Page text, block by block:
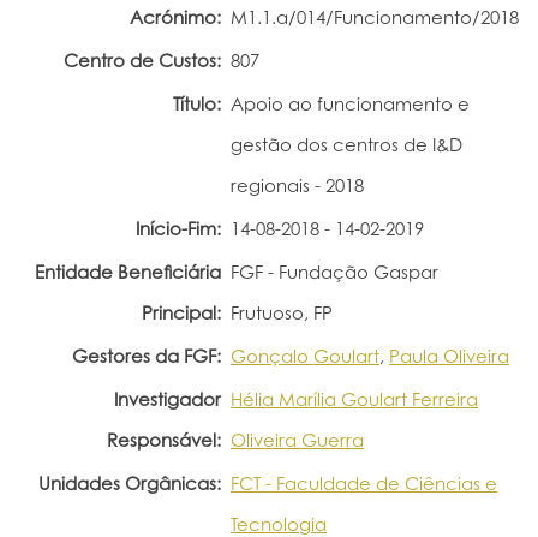
Acrónimo: M1.1.a/014/Funcionamento/2018
Centro de Custos: 807
Título: Apoio ao funcionamento e
gestão dos centros de I&D
regionais - 2018
Início-Fim: 14-08-2018 - 14-02-2019
Entidade Beneficiária
Principal:
FGF - Fundação Gaspar
Frutuoso, FP
Gestores da FGF: Gonçalo Goulart, Paula Oliveira
Investigador
Responsável:
Hélia Marília Goulart Ferreira
Oliveira Guerra
Unidades Orgânicas: FCT - Faculdade de Ciências e
Tecnologia